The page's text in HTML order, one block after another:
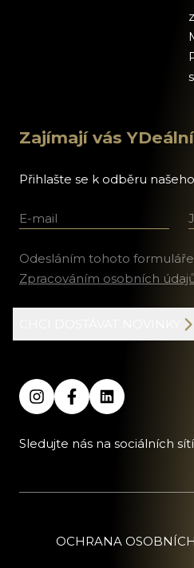
Zajímají vás
Přihlašte se k odběru
E-mail
Odesláním tohoto
Zpracováním osobních
Sledujte nás na sociálních
OCHRANA